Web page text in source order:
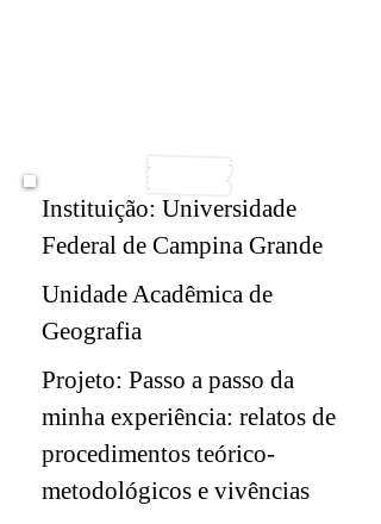
Instituição: Universidade
Federal de Campina Grande
Unidade Acadêmica de
Geografia
Projeto: Passo a passo da
minha experiência: relatos de
procedimentos teórico-
metodológicos e vivências